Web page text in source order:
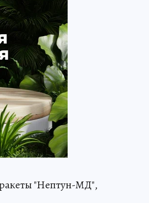
"Нептун-МД",